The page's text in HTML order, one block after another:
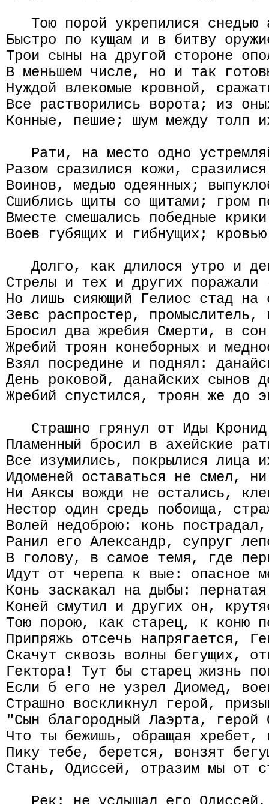
Тою порой укрепилися
Быстро по кущам и в битву
Трои сыны на другой стороне
В меньшем числе, но и так
Нуждой влекомые кровной,
Все растворились ворота; из
Конные, пешие; шум между толп
Рати, на место одно
Разом сразилися кожи,
Воинов, медью одеянных;
Сшиблись щиты со щитами; гром
Вместе смешались победные
Воев губящих и гибнущих;
Долго, как длилося утро и
Стрелы и тех и других
Но лишь сияющий Гелиос стад
Зевс распростер,
Бросил два жребия Смерти, в
Жребий троян конеборных и
Взял посредине и поднял:
День роковой, данайских сынов
Жребий спустился, троян же до
Страшно грянул от Иды
Пламенный бросил в ахейские
Все изумились, покрылися лица
Идоменей оставаться не смел,
Ни Аяксы вожди не остались,
Нестор один средь побоища,
Волей недоброю: конь
Ранил его Александр, супруг
В голову, в самое темя, где
Идут от черепа к вые: опасное
Конь заскакал на дыбы:
Коней смутил и других он,
Тою порою, как старец, к коню
Припряжь отсечь напрягается,
Скачут сквозь волны бегущих,
Гектора! Тут бы старец жизнь
Если б его не узрел Диомед,
Страшно воскликнул герой,
"Сын благородный Лаэрта,
Что ты бежишь, обращая хребет,
Пику тебе, берется, вонзят
Стань, Одиссей, отразим мы от